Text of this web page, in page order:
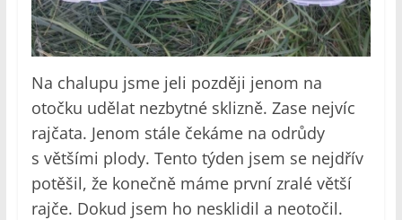
Na chalupu jsme jeli později jenom na
otočku udělat nezbytné sklizně. Zase nejvíc
rajčata. Jenom stále čekáme na odrůdy
s většími plody. Tento týden jsem se nejdřív
potěšil, že konečně máme první zralé větší
rajče. Dokud jsem ho nesklidil a neotočil.